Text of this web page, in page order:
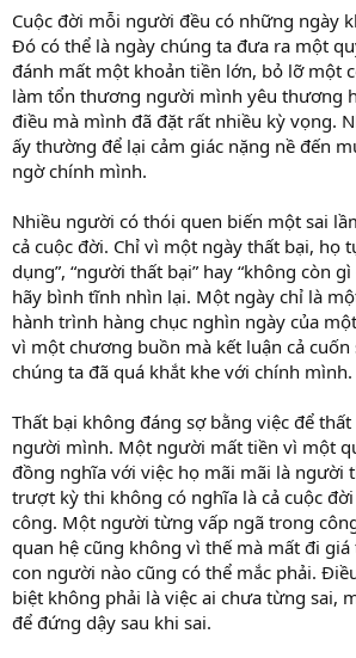
Cuộc đời mỗi người đều có những ngày
Đó có thể là ngày chúng ta đưa ra một
đánh mất một khoản tiền lớn, bỏ lỡ một
làm tổn thương người mình yêu thương
điều mà mình đã đặt rất nhiều kỳ vọng.
ấy thường để lại cảm giác nặng nề đến
ngờ chính mình.
Nhiều người có thói quen biến một sai
cả cuộc đời. Chỉ vì một ngày thất bại, họ
dụng”, “người thất bại” hay “không còn
hãy bình tĩnh nhìn lại. Một ngày chỉ là
hành trình hàng chục nghìn ngày của
vì một chương buồn mà kết luận cả cuốn
chúng ta đã quá khắt khe với chính mình.
Thất bại không đáng sợ bằng việc để
người mình. Một người mất tiền vì một
đồng nghĩa với việc họ mãi mãi là người
trượt kỳ thi không có nghĩa là cả cuộc
công. Một người từng vấp ngã trong
quan hệ cũng không vì thế mà mất đi giá
con người nào cũng có thể mắc phải.
biệt không phải là việc ai chưa từng sai,
để đứng dậy sau khi sai.